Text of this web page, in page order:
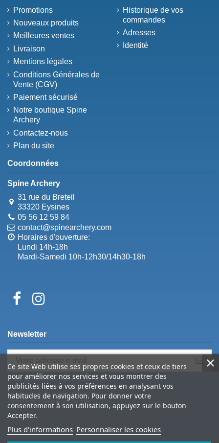
Promotions
Nouveaux produits
Meilleures ventes
Livraison
Mentions légales
Conditions Générales de
Vente (CGV)
Paiement sécurisé
Notre boutique Spine
Archery
Contactez-nous
Plan du site
Historique de vos
commandes
Adresses
Identité
Coordonnées
Spine Archery
31 rue du Breteil
33320 Eysines
05 56 12 59 84
contact@spinearchery.com
Horaires d'ouverture:
Lundi 14h-18h
Mardi-Samedi 10h-12h30/14h30-18h
Ce site Web utilise ses propres cookies et ceux de tiers
pour améliorer nos services et vous montrer des
publicités liées à vos préférences en analysant vos
habitudes de navigation. Pour donner votre
consentement à son utilisation, appuyez sur le bouton
Accepter.
Plus d'informations Personnaliser les cookies
Newsletter
Vous pouvez vous désinscrire à tout
moment. Vous trouverez pour cela nos
informations de contact dans les
conditions d'utilisation du site.